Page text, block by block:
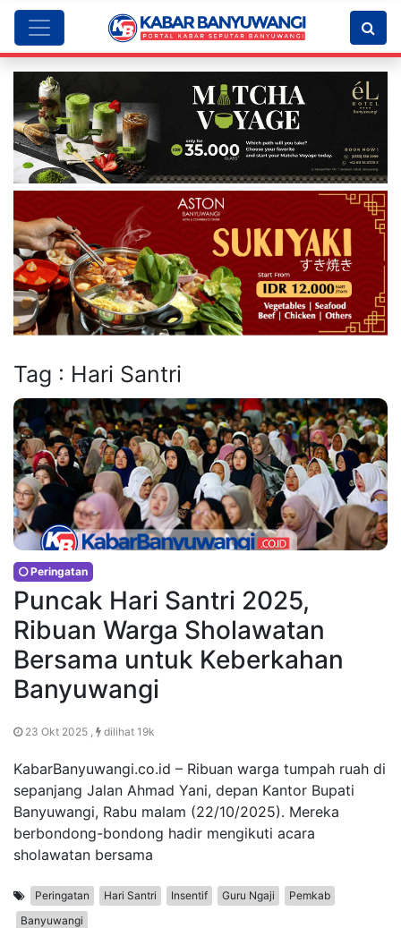
Tag : Hari Santri
Peringatan
Puncak Hari Santri 2025,
Ribuan Warga Sholawatan
Bersama untuk Keberkahan
Banyuwangi
23 Okt 2025 , dilihat 19k
KabarBanyuwangi.co.id – Ribuan warga tumpah ruah di
sepanjang Jalan Ahmad Yani, depan Kantor Bupati
Banyuwangi, Rabu malam (22/10/2025). Mereka
berbondong-bondong hadir mengikuti acara
sholawatan bersama
Peringatan Hari Santri Insentif Guru Ngaji
Pemkab
Banyuwangi